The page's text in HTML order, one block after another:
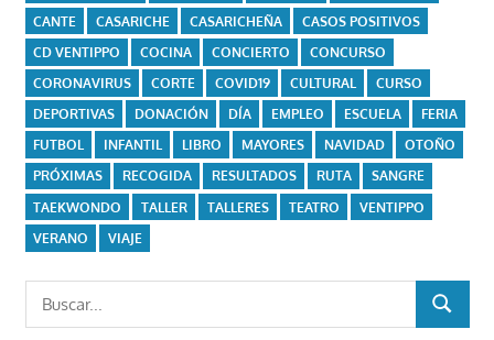
CANTE
CASARICHE CASARICHEÑA
CASOS POSITIVOS
CD VENTIPPO
COCINA CONCIERTO
CONCURSO
CORONAVIRUS
CORTE COVID19 CULTURAL
CURSO
DEPORTIVAS
DONACIÓN DÍA EMPLEO ESCUELA
FERIA
FUTBOL
INFANTIL LIBRO MAYORES NAVIDAD
OTOÑO
PRÓXIMAS
RECOGIDA RESULTADOS RUTA
SANGRE
TAEKWONDO
TALLER TALLERES TEATRO
VENTIPPO
VERANO
VIAJE
BUSCAR